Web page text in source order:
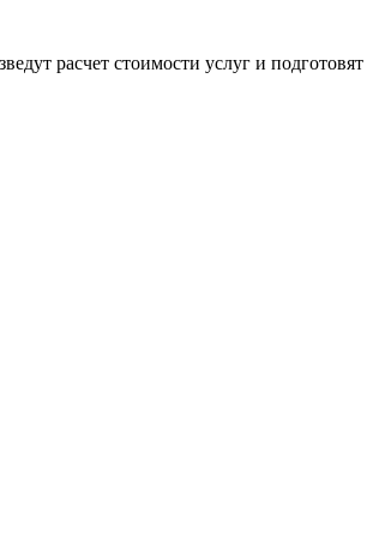
расчет стоимости услуг и